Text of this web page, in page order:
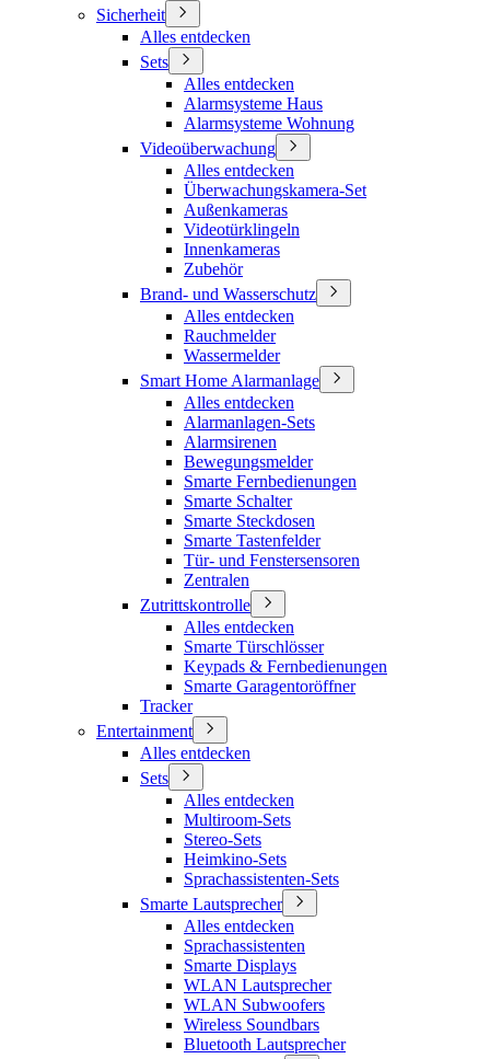
Sicherheit
Alles entdecken
Sets
Alles entdecken
Alarmsysteme Haus
Alarmsysteme Wohnung
Videoüberwachung
Alles entdecken
Überwachungskamera-Set
Außenkameras
Videotürklingeln
Innenkameras
Zubehör
Brand- und Wasserschutz
Alles entdecken
Rauchmelder
Wassermelder
Smart Home Alarmanlage
Alles entdecken
Alarmanlagen-Sets
Alarmsirenen
Bewegungsmelder
Smarte Fernbedienungen
Smarte Schalter
Smarte Steckdosen
Smarte Tastenfelder
Tür- und Fenstersensoren
Zentralen
Zutrittskontrolle
Alles entdecken
Smarte Türschlösser
Keypads & Fernbedienungen
Smarte Garagentoröffner
Tracker
Entertainment
Alles entdecken
Sets
Alles entdecken
Multiroom-Sets
Stereo-Sets
Heimkino-Sets
Sprachassistenten-Sets
Smarte Lautsprecher
Alles entdecken
Sprachassistenten
Smarte Displays
WLAN Lautsprecher
WLAN Subwoofers
Wireless Soundbars
Bluetooth Lautsprecher